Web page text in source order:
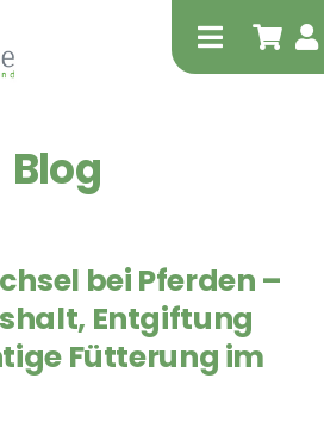
Toggle
Start
Leistungen – für Pferd
und Hund
– für Pferd und Hund
Blog
bei Pferden –
Entgiftung
Fütterung im